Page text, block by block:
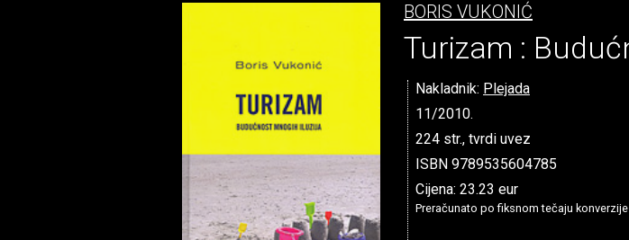
BORIS VUKONIĆ
Turizam :
Nakladnik: Plejada
11/2010.
224 str., tvrdi uvez
ISBN 9789535604785
Cijena: 23.23 eur
Preračunato po fiksnom tečaju